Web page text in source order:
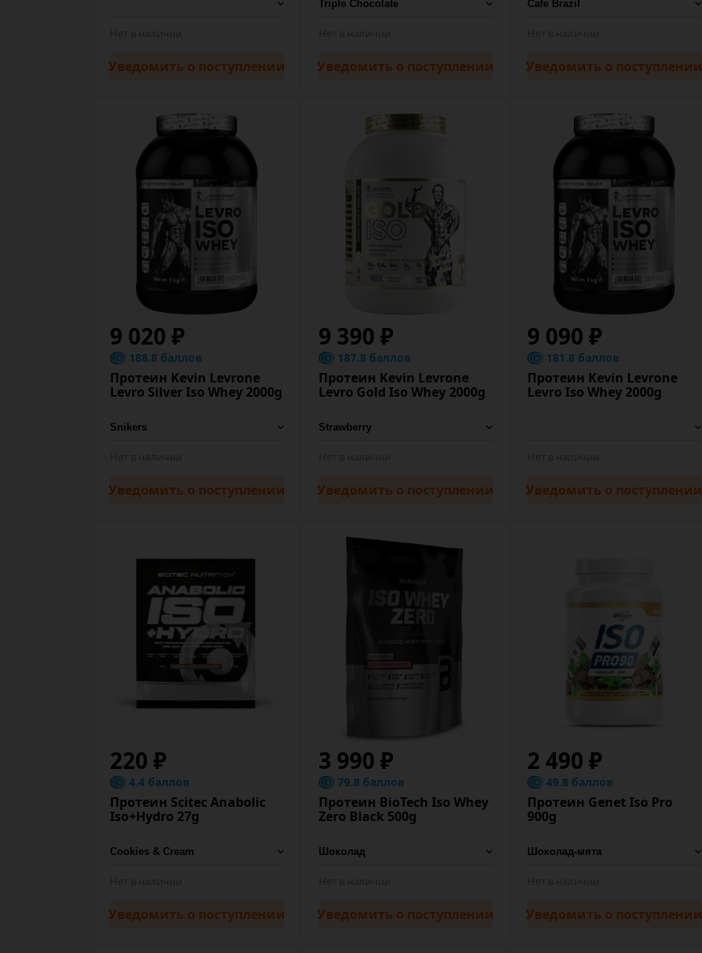
Уведомить о поступлении Уведомить о поступлении Уведомить о поступлении
9 020 ₽
188.8 баллов
Протеин Kevin Levrone
Levro Silver Iso Whey 2000g
Уведомить о поступлении
9 390 ₽
187.8 баллов
Протеин Kevin Levrone
Levro Gold Iso Whey 2000g
Уведомить о поступлении
9 090 ₽
181.8 баллов
Протеин Kevin Levrone
Levro Iso Whey 2000g
Уведомить о поступлении
220 ₽
4.4 баллов
Протеин Scitec Anabolic
Iso+Hydro 27g
Уведомить о поступлении
3 990 ₽
79.8 баллов
Протеин BioTech Iso Whey
Zero Black 500g
Уведомить о поступлении
2 490 ₽
49.8 баллов
Протеин Genet Iso Pro
900g
Уведомить о поступлении